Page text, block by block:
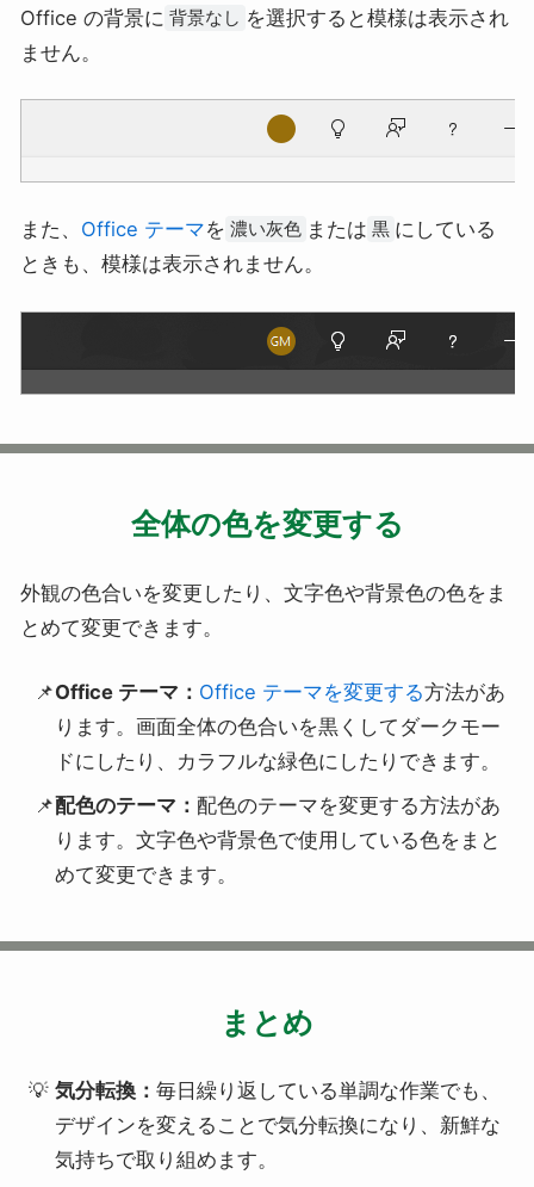
Office の背景に 背景なし を選択すると模様は表示され
ません。
また、 Office テーマを 濃い灰色 または 黒 にしている
ときも、模様は表示されません。
全体の色を変更する
外観の色合いを変更したり、文字色や背景色の色をま
とめて変更できます。
Office テーマ： Office テーマを変更する方法があ
ります。画面全体の色合いを黒くしてダークモー
ドにしたり、カラフルな緑色にしたりできます。
配色のテーマ：配色のテーマを変更する方法があ
ります。文字色や背景色で使用している色をまと
めて変更できます。
まとめ
気分転換：毎日繰り返している単調な作業でも、
デザインを変えることで気分転換になり、新鮮な
気持ちで取り組めます。